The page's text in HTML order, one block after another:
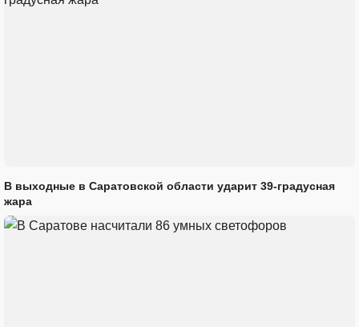
В выходные в Саратовской области ударит 39-градусная
жара